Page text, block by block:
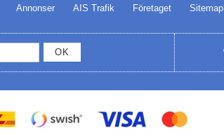
Annonser AIS Trafik Företaget Sitemap
OK